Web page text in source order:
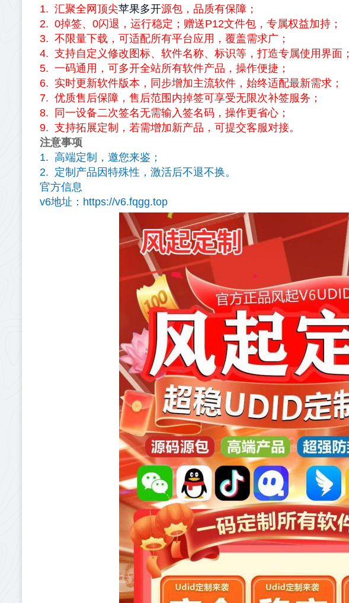
1. 汇聚全网顶尖苹果多开源包，品质有保障；
2. 0掉签、0闪退，运行稳定；赠送P12文件包，专属权益加持；
3. 不限量下载，可适配所有平台应用，覆盖需求广；
4. 支持自定义修改图标、软件名称、标识等，打造专属使用界面；
5. 一码通用，可多开全站所有软件产品，操作便捷；
6. 实时更新软件版本，同步增加主流软件，始终适配最新需求；
7. 优质售后保障，售后范围内掉签可享受无限次补签服务；
8. 同一设备二次签名无需输入签名码，操作更省心；
9. 支持拓展定制，若需增加新产品，可提交客服对接。
注意事项
1. 高端定制，邀您来鉴；
2. 定制产品因特殊性，激活后不退不换。
官方信息
v6地址：https://v6.fqgg.top